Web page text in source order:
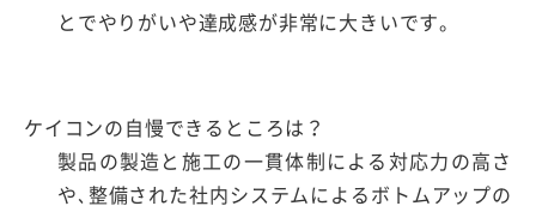
とでやりがいや達成感が非常に大きいです。
ケイコンの自慢できるところは？
製品の製造と施工の一貫体制による対応力の高さ
や､整備された社内システムによるボトムアップの